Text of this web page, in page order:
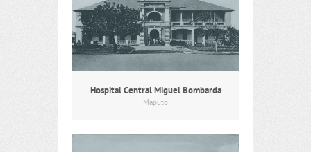
Hospital Central Miguel Bombarda
Maputo